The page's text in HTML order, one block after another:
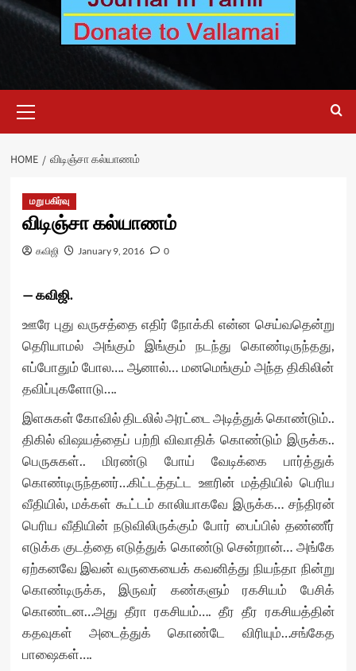
Menu
HOME விடிஞ்சா கல்யாணம்
மறு பகிர்வு
விடிஞ்சா கல்யாணம்
கவிஜி January 9, 2016 0
— கவிஜி.
ஊரே புது வருசத்தை எதிர் நோக்கி என்ன செய்வதென்று
தெரியாமல் அங்கும் இங்கும் நடந்து கொண்டிருந்தது,
எப்போதும் போல…. ஆனால்… மனமெங்கும் அந்த திகிலின்
தவிப்புகளோடு….
இளசுகள் கோவில் திடலில் அரட்டை அடித்துக் கொண்டும்..
திகில் விஷயத்தைப் பற்றி விவாதிக் கொண்டும் இருக்க..
பெருசுகள்.. மிரண்டு போய் வேடிக்கை பார்த்துக்
கொண்டிருந்தனர்…கிட்டத்தட்ட ஊரின் மத்தியில் பெரிய
வீதியில், மக்கள் கூட்டம் காலியாகவே இருக்க… சந்திரன்
பெரிய வீதியின் நடுவிலிருக்கும் போர் பைப்பில் தண்ணீர்
எடுக்க குடத்தை எடுத்துக் கொண்டு சென்றான்… அங்கே
ஏற்கனவே இவன் வருகையைக் கவனித்து நியந்தா நின்று
கொண்டிருக்க, இருவர் கண்களும் ரகசியம் பேசிக்
கொண்டன…அது தீரா ரகசியம்…. தீர தீர ரகசியத்தின்
கதவுகள் அடைத்துக் கொண்டே விரியும்…சங்கேத
பாஷைகள்….